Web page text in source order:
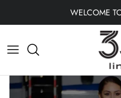
to
WELCOME